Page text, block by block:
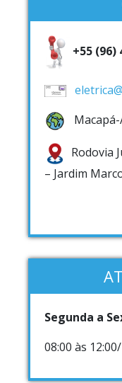
+55 (96)
Macapá-
Rodovia
– Jardim
Segunda a
08:00 às